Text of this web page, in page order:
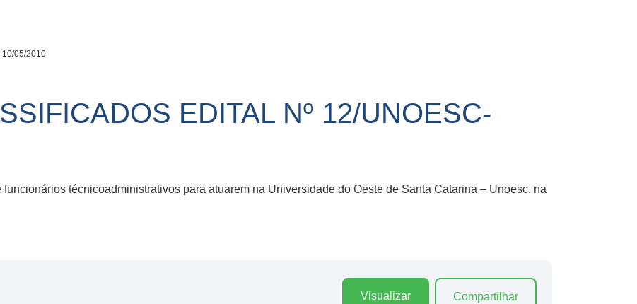
10/05/2010
EDITAL Nº 12/UNOESC-
técnicoadministrativos para atuarem na Universidade do Oeste de Santa Catarina – Unoesc, na
Visualizar Compartilhar